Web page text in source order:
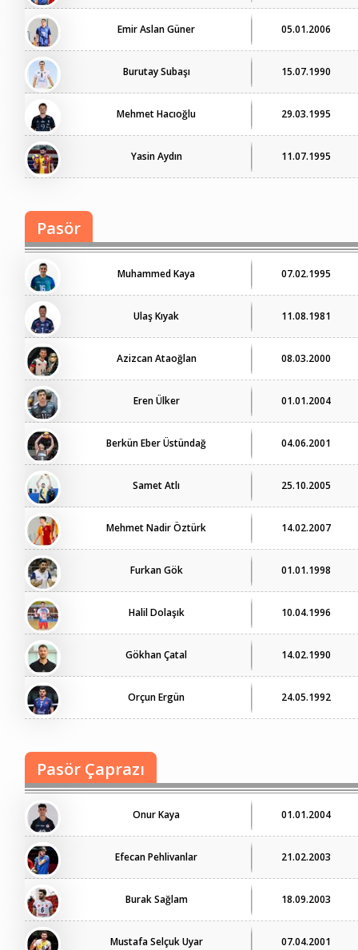
Emir Aslan Güner 05.01.2006
Burutay Subaşı 15.07.1990
Mehmet Hacıoğlu 29.03.1995
Yasin Aydın 11.07.1995
Pasör
Muhammed Kaya 07.02.1995
Ulaş Kıyak 11.08.1981
Azizcan Ataoğlan 08.03.2000
Eren Ülker 01.01.2004
Berkün Eber Üstündağ 04.06.2001
Samet Atlı 25.10.2005
Mehmet Nadir Öztürk 14.02.2007
Furkan Gök 01.01.1998
Halil Dolaşık 10.04.1996
Gökhan Çatal 14.02.1990
Orçun Ergün 24.05.1992
Pasör Çaprazı
Onur Kaya 01.01.2004
Efecan Pehlivanlar 21.02.2003
Burak Sağlam 18.09.2003
Mustafa Selçuk Uyar 07.04.2001